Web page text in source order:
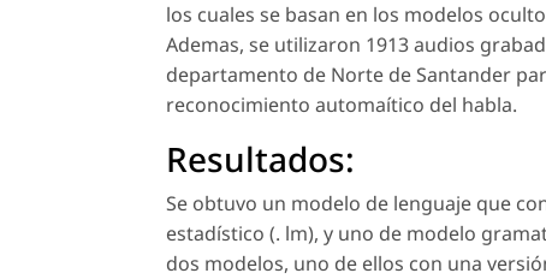
los cuales se basan en los modelos
Ademas, se utilizaron 1913 audios
departamento de Norte de Santander
reconocimiento automaítico del habla.
Resultados:
Se obtuvo un modelo de lenguaje que
estadístico (. lm), y uno de modelo
dos modelos, uno de ellos con una